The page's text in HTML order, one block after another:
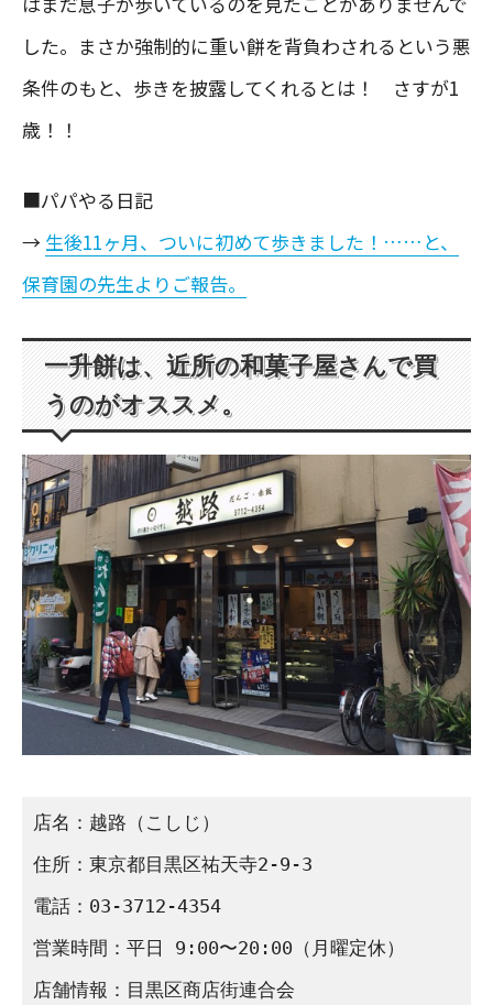
した。まさか強制的に重い餅を背負わされるという悪
条件のもと、歩きを披露してくれるとは！ さすが1
歳！！
■パパやる日記
→ 生後11ヶ月、ついに初めて歩きました！……と、
保育園の先生よりご報告。
一升餅は、近所の和菓子屋さんで買
うのがオススメ。
店名：越路（こしじ）
住所：東京都目黒区祐天寺2-9-3
電話：03-3712-4354
営業時間：平日 9:00〜20:00（月曜定休）
店舗情報：目黒区商店街連合会